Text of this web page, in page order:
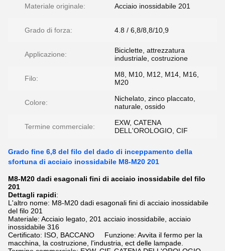
Materiale originale: Acciaio inossidabile 201
Grado di forza: 4.8 / 6,8/8,8/10,9
Applicazione:
Biciclette, attrezzatura
industriale, costruzione
Filo:
M8, M10, M12, M14, M16,
M20
Colore:
Nichelato, zinco placcato,
naturale, ossido
Termine commerciale:
EXW, CATENA
DELL'OROLOGIO, CIF
Grado fine 6,8 del filo del dado di inceppamento della
sfortuna di acciaio inossidabile M8-M20 201
M8-M20 dadi esagonali fini di acciaio inossidabile del filo
201
Dettagli rapidi:
L'altro nome: M8-M20 dadi esagonali fini di acciaio inossidabile
del filo 201
Materiale: Acciaio legato, 201 acciaio inossidabile, acciaio
inossidabile 316
Certificato: ISO, BACCANO Funzione: Avvita il fermo per la
macchina, la costruzione, l'industria, ect delle lampade.